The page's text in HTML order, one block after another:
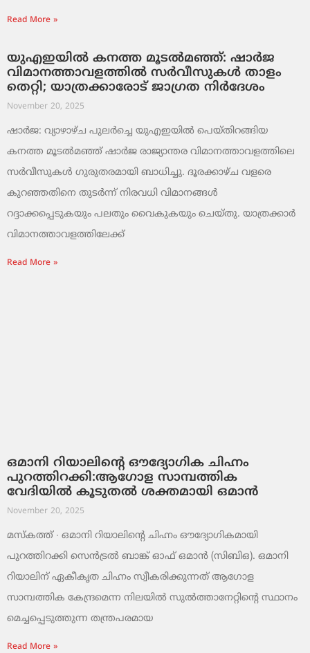
Read More »
യുഎഇയിൽ കനത്ത മൂടൽമഞ്ഞ്: ഷാർജ
വിമാനത്താവളത്തിൽ സർവീസുകൾ താളം
തെറ്റി; യാത്രക്കാരോട് ജാഗ്രത നിർദേശം
November 20, 2025
ഷാർജ: വ്യാഴാഴ്ച പുലർച്ചെ യുഎഇയിൽ പെയ്തിറങ്ങിയ
കനത്ത മൂടൽമഞ്ഞ് ഷാർജ രാജ്യാന്തര വിമാനത്താവളത്തിലെ
സർവീസുകൾ ഗുരുതരമായി ബാധിച്ചു. ദൂരക്കാഴ്ച വളരെ
കുറഞ്ഞതിനെ തുടർന്ന് നിരവധി വിമാനങ്ങൾ
റദ്ദാക്കപ്പെടുകയും പലതും വൈകുകയും ചെയ്തു. യാത്രക്കാർ
വിമാനത്താവളത്തിലേക്ക്
Read More »
ഒമാനി റിയാലിന്റെ ഔദ്യോഗിക ചിഹ്നം
പുറത്തിറക്കി:ആഗോള സാമ്പത്തിക
വേദിയിൽ കൂടുതൽ ശക്തമായി ഒമാൻ
November 20, 2025
മസ്‌കത്ത് ∙ ഒമാനി റിയാലിന്റെ ചിഹ്നം ഔദ്യോഗികമായി
പുറത്തിറക്കി സെൻട്രൽ ബാങ്ക് ഓഫ് ഒമാൻ (സിബിഒ). ഒമാനി
റിയാലിന് ഏകീകൃത ചിഹ്നം സ്വീകരിക്കുന്നത് ആഗോള
സാമ്പത്തിക കേന്ദ്രമെന്ന നിലയിൽ സുൽത്താനേറ്റിന്റെ സ്ഥാനം
മെച്ചപ്പെടുത്തുന്ന തന്ത്രപരമായ
Read More »